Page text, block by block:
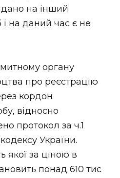
на інший
і на даний час є не
органу
про реєстрацію
кордон
відносно
протокол за ч.1
України.
якої за ціною в
понад 610 тис